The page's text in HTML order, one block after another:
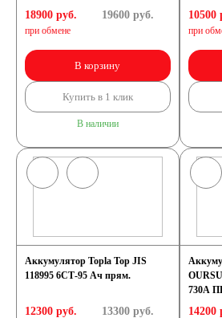
18900 руб.
при обмене
19600руб.
В корзину
Купить в 1 клик
В наличии
10500
при
Аккумулятор Topla Top JIS
118995 6СТ-95 Ач прям.
12300 руб. 13300руб.
730А
14200